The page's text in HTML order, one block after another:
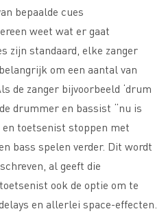
bepaalde cues
weet wat er gaat
zijn standaard, elke zanger
om een aantal van
de zanger bijvoorbeeld ‘drum
drummer en bassist “nu is
toetsenist stoppen met
bass spelen verder. Dit wordt
al geeft die
ook de optie om te
en allerlei space-effecten.